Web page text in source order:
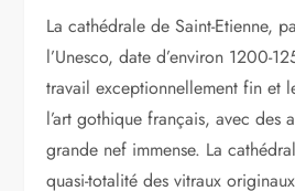
La cathédrale de Saint-Etienne,
l’Unesco, date d’environ 1200-
travail exceptionnellement fin et
l’art gothique français, avec des
grande nef immense. La
quasi-totalité des vitraux